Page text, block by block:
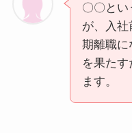
〇〇とい
が、入社
期離職に
を果た
ます。